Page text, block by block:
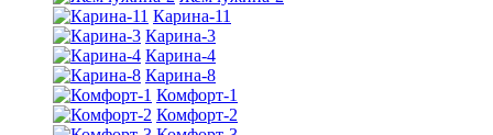
Карина-11
Карина-3
Карина-4
Карина-8
Комфорт-1
Комфорт-2